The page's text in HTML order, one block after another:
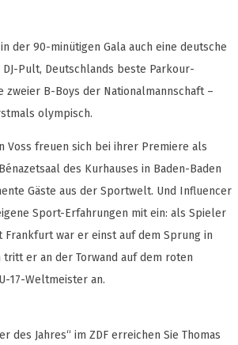
der 90-minütigen Gala auch eine deutsche
Pult, Deutschlands beste Parkour-
zweier B-Boys der Nationalmannschaft –
olympisch.
Voss freuen sich bei ihrer Premiere als
des Kurhauses in Baden-Baden
Gäste aus der Sportwelt. Und Influencer
Sport-Erfahrungen mit ein: als Spieler
Frankfurt war er einst auf dem Sprung in
er an der Torwand auf dem roten
17-Weltmeister an.
des Jahres“ im ZDF erreichen Sie Thomas